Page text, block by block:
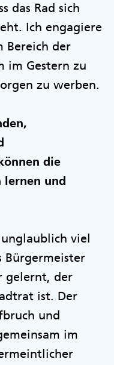
das Rad sich
Ich engagiere
Bereich der
im Gestern zu
zu werben.
die
lernen und
viel
Bürgermeister
gelernt, der
ist. Der
und
im